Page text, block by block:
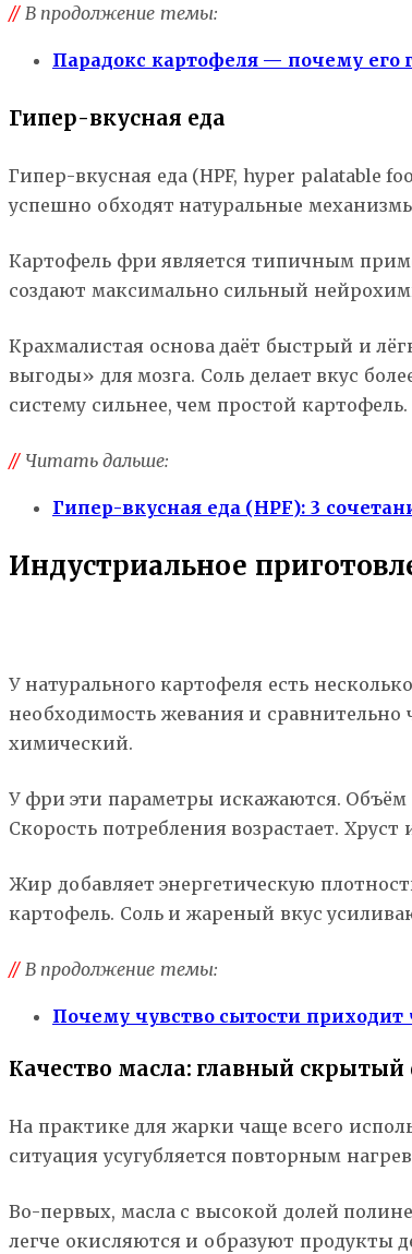
//В продолжение темы:
Парадокс картофеля — почему его
Гипер-вкусная еда
Гипер-вкусная еда (HPF, hyper palatable
успешно обходят натуральные
Картофель фри является типичным
создают максимально сильный
Крахмалистая основа даёт быстрый и
выгоды» для мозга. Соль делает вкус
систему сильнее, чем простой картофель.
//Читать дальше:
Гипер-вкусная еда (HPF): 3
Индустриальное
У натурального картофеля есть
необходимость жевания и сравнительно
химический.
У фри эти параметры искажаются. Объём
Скорость потребления возрастает.
Жир добавляет энергетическую
картофель. Соль и жареный вкус
//В продолжение темы:
Почему чувство сытости
Качество масла: главный
На практике для жарки чаще всего
ситуация усугубляется повторным
Во-первых, масла с высокой долей
легче окисляются и образуют продукты